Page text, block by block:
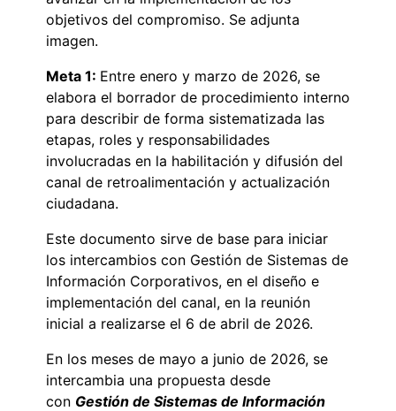
objetivos del compromiso. Se adjunta
imagen.
Meta 1: Entre enero y marzo de 2026, se
elabora el borrador de procedimiento interno
para describir de forma sistematizada las
etapas, roles y responsabilidades
involucradas en la habilitación y difusión del
canal de retroalimentación y actualización
ciudadana.
Este documento sirve de base para iniciar
los intercambios con Gestión de Sistemas de
Información Corporativos, en el diseño e
implementación del canal, en la reunión
inicial a realizarse el 6 de abril de 2026.
En los meses de mayo a junio de 2026, se
intercambia una propuesta desde
con Gestión de Sistemas de Información